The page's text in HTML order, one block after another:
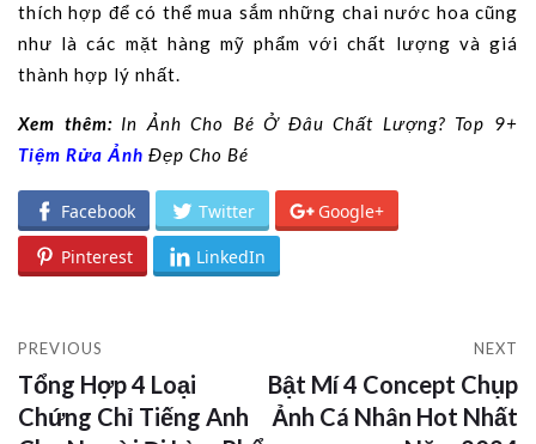
thích hợp để có thể mua sắm những chai nước hoa cũng
như là các mặt hàng mỹ phẩm với chất lượng và giá
thành hợp lý nhất.
Xem thêm:In Ảnh Cho Bé Ở Đâu Chất Lượng? Top 9+
Tiệm Rửa Ảnh Đẹp Cho Bé
Facebook Twitter
Google+
Pinterest
LinkedIn
PREVIOUS
Tổng Hợp 4 Loại
Chứng Chỉ Tiếng Anh
NEXT
Bật Mí 4 Concept Chụp
Ảnh Cá Nhân Hot Nhất